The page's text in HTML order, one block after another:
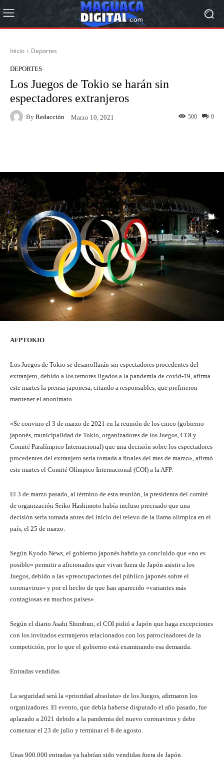
Inicio Deportes
DEPORTES
Los Juegos de Tokio se harán sin
espectadores extranjeros
By Redacción Marzo 10, 2021 0
500
AFPTOKIO
Los Juegos de Tokio se desarrollarán sin espectadores procedentes del
extranjero, debido a los temores ligados a la pandemia de covid-19, afirma
este martes la prensa japonesa, citando a responsables, que prefirieron
mantener el anonimato.
«Se convino el 3 de marzo de 2021 en la reunión de los cinco (gobierno
japonés, municipalidad de Tokio, organizadores de los Juegos, COI y
Comité Paralímpico Internacional) que una decisión sobre los espectadores
procedentes del extranjero sería tomada a finales del mes de marzo», afirmó
este martes el Comité Olímpico Internacional (COI) a la AFP.
El 3 de marzo pasado, al término de esta reunión, la presidenta del comité
de organización Seiko Hashimoto había incluso precisado que una
decisión sería tomada antes del inicio del relevo de la llama olímpica en el
país, el 25 de marzo.
Según Kyodo News, el gobierno japonés habría ya concluido que «no es
posible» permitir a aficionados que vivan fuera de Japón asistir a los
Juegos, debido a las «preocupaciones del público japonés sobre el
coronavirus» y por el hecho de que han aparecido «variantes más
contagiosas en muchos países».
Según el diario Asahi Shimbun, el COI pidió a Japón que haga excepciones
con los invitados extranjeros relacionados con los patrocinadores de la
competición, por lo que el gobierno está examinando esa demanda.
Entradas vendidas
La seguridad será la «prioridad absoluta» de los Juegos, afirmaron los
organizadores. El evento, que debía haberse disputado el año pasado, fue
aplazado a 2021 debido a la pandemia del nuevo coronavirus y debe
comenzar el 23 de julio y terminar el 8 de agosto.
Unas 900.000 entradas ya habrían sido vendidas fuera de Japón.